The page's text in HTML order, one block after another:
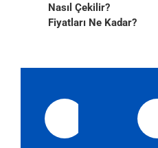
Nasıl Çekilir?
Fiyatları Ne Kadar?